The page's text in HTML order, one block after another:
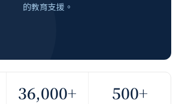
的教育支援。
36,000+ 500+